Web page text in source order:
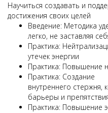
Научиться создавать и
достижения своих целей
Введение: Методика
легко, не заставляя
Практика:
утечек энергии
Практика: Повышение
Практика: Создание
внутреннего стержня,
барьеры и
Практика: Повышение